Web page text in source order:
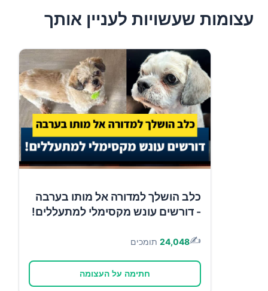
עצומות שעשויות לעניין אותך
כלב הושלך למדורה אל מותו בערבה
- דורשים עונש מקסימלי למתעללים!
✍️
24,048 תומכים
חתימה על העצומה